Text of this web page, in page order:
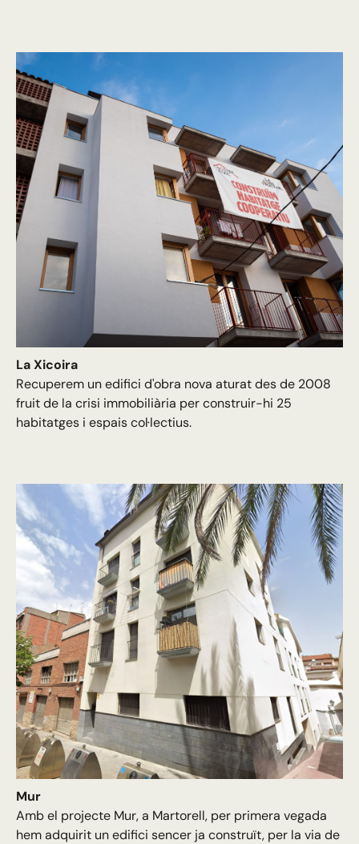
La Xicoira
Recuperem un edifici d'obra nova aturat des de 2008
fruit de la crisi immobiliària per construir-hi 25
habitatges i espais col·lectius.
Mur
Amb el projecte Mur, a Martorell, per primera vegada
hem adquirit un edifici sencer ja construït, per la via de